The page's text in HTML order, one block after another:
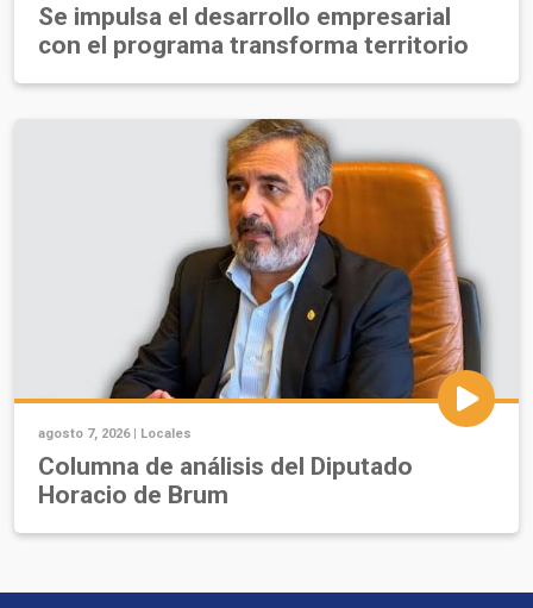
Se impulsa el desarrollo empresarial
con el programa transforma territorio
agosto 7, 2026 | Locales
Columna de análisis del Diputado
Horacio de Brum